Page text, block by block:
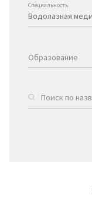
Специальность
Образование